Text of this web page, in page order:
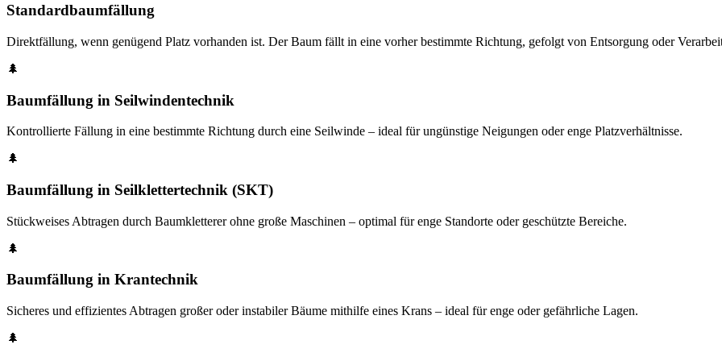
Standardbaumfällung
Direktfällung, wenn genügend Platz vorhanden ist. Der Baum fällt in eine vorher bestimmte Richtung, gefolgt von Entsorgung oder
🌲
Baumfällung in Seilwindentechnik
Kontrollierte Fällung in eine bestimmte Richtung durch eine Seilwinde – ideal für ungünstige Neigungen oder enge Platzverhältnisse.
🌲
Baumfällung in Seilklettertechnik (SKT)
Stückweises Abtragen durch Baumkletterer ohne große Maschinen – optimal für enge Standorte oder geschützte Bereiche.
🌲
Baumfällung in Krantechnik
Sicheres und effizientes Abtragen großer oder instabiler Bäume mithilfe eines Krans – ideal für enge oder gefährliche Lagen.
🌲